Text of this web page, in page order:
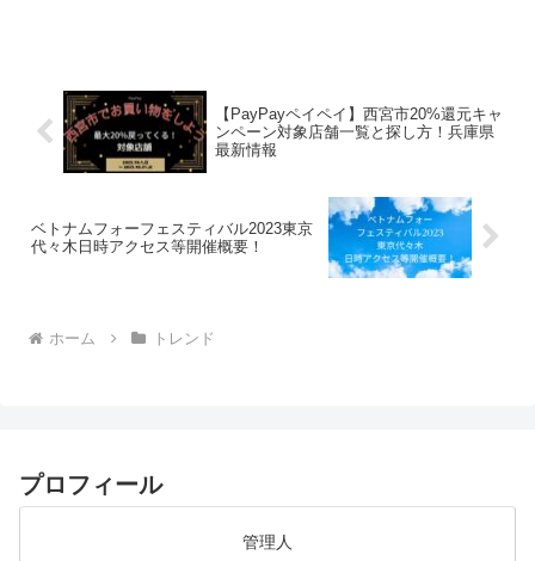
【PayPayペイペイ】西宮市20%還元キャ
ンペーン対象店舗一覧と探し方！兵庫県
最新情報
ベトナムフォーフェスティバル2023東京
代々木日時アクセス等開催概要！
ホーム トレンド
プロフィール
管理人